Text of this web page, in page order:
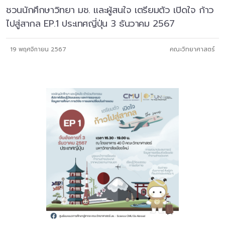
ชวนนักศึกษาวิทยา มช. และผู้สนใจ เตรียมตัว เปิดใจ ก้าว
ไปสู่สากล EP.1 ประเทศญี่ปุ่น 3 ธันวาคม 2567
19 พฤศจิกายน 2567 คณะวิทยาศาสตร์